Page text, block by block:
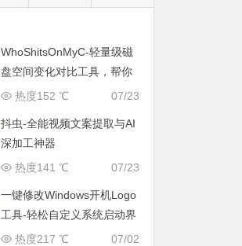
WhoShitsOnMyC-轻量级磁
盘空间变化对比工具，帮你
找出“吃掉”空间的罪魁祸首
07/23
热度152 ℃
抖虫-全能视频文案提取与AI
深加工神器
07/23
热度141 ℃
一键修改Windows开机Logo
工具-轻松自定义系统启动界
面
07/02
热度217 ℃